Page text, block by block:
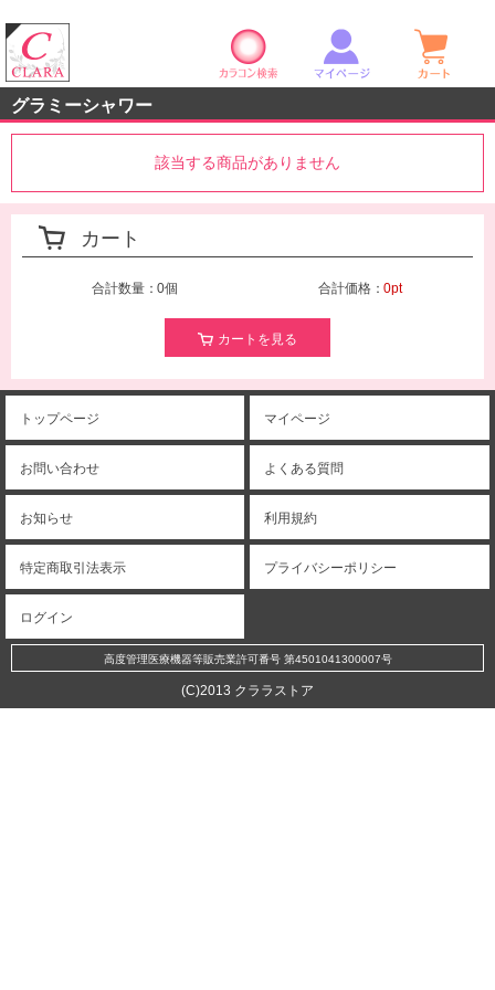
カラコン検索 マイページ
グラミーシャワー
該当する商品がありません
カート
合計数量：0個 合計価格：0pt
カートを見る
トップページ マイページ
お問い合わせ よくある質問
お知らせ 利用規約
特定商取引法表示 プライバシーポリシー
ログイン
高度管理医療機器等販売業許可番号 第4501041300007号
(C)2013 クララストア